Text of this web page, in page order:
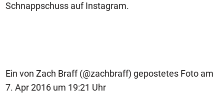
Schnappschuss auf Instagram.
Ein von Zach Braff (@zachbraff) gepostetes Foto am
7. Apr 2016 um 19:21 Uhr